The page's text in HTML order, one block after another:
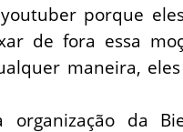
porque
de fora essa
maneira,
organização da